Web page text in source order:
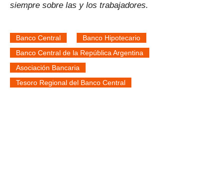
siempre sobre las y los trabajadores.
Banco Central
Banco Hipotecario
Banco Central de la República Argentina
Asociación Bancaria
Tesoro Regional del Banco Central